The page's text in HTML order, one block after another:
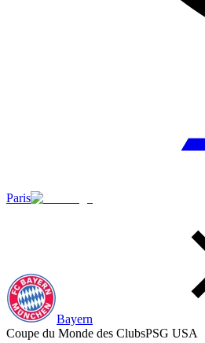
Paris
Bayern
Coupe du Monde des ClubsPSG USA